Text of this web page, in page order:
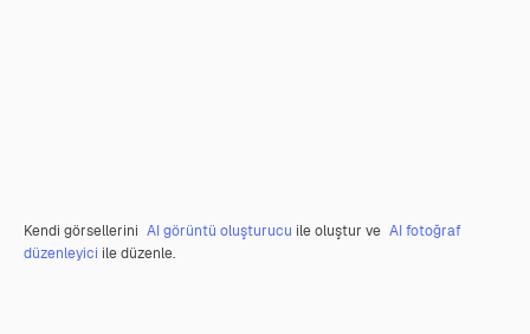
Kendi görsellerini AI görüntü oluşturucu ile oluştur ve AI fotoğraf
düzenleyici ile düzenle.